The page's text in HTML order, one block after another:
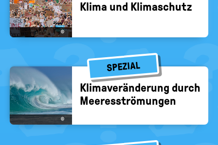
©
Klima und Kli­ma­schutz
SPEZIAL
©
Kli­ma­ver­än­de­rung durch
Mee­res­strö­mun­gen